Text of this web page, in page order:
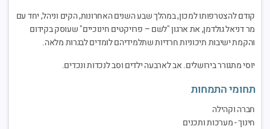
קודם להצטרפותו למכון, במהלך שבע השנים האחרונות, הקים וניהל, יחד עם
מר דניאל גולדמן, את ארגון "לשם – פרויקטים חינוכיים" שעוסק בקידום
והקמת ישיבות תיכוניות חרדיות שתלמידיהם לומדים לבגרות מלאה.
יוסי מתגורר בירושלים. אב לארבעה ילדים וסב לנכדות ונכדים.
תחומי התמחות
חברה וקהילה
חינוך - מערכות ותכנים